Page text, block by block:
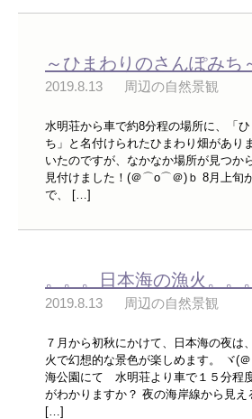
～ひまわりのさんぽみち
2019.8.13 周辺の自然景観
水明荘から車で約8分程の場所に、「
ち」と名付けられたひまわり畑があり
いたのですが、なかなか場所が見つか
見付けました！(＠⌒ο⌒＠)ｂ 8月上旬
で、 […]
。。。日本海の漁火。。。
2019.8.13 周辺の自然景観
７月から初秋にかけて、日本海の夜は
火で幻想的な景色が楽しめます。 ヾ
海公園にて 水明荘より車で１５分程
がわかりますか？ 夜の海岸線から見え
[…]